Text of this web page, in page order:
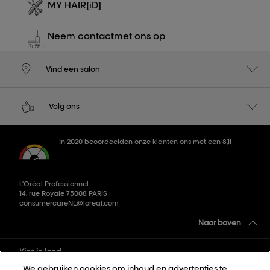
MY HAIR[iD]
Neem contactmet ons op
Vind een salon
Volg ons
In 2020 beoordeelden onze klanten ons met een 8,1!
L’Oréal Professionnel
14, rue Royale 75008 PARIS
consumercareNL@loreal.com
Naar boven
Kies je land